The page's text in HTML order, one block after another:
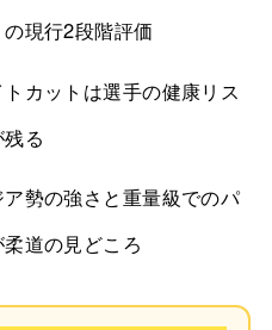
現行2段階評価
カットは選手の健康リス
る
勢の強さと重量級でのパ
道の見どころ